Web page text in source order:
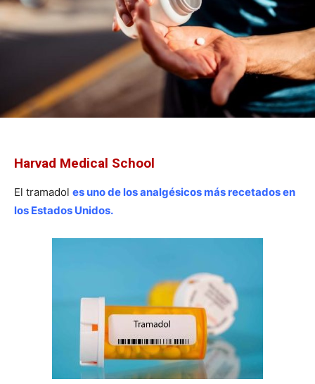
Harvad Medical School
El tramadol es uno de los analgésicos más recetados en
los Estados Unidos.